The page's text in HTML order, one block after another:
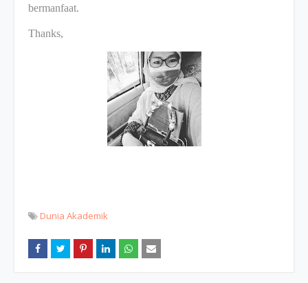
bermanfaat.
Thanks,
Dunia Akademik